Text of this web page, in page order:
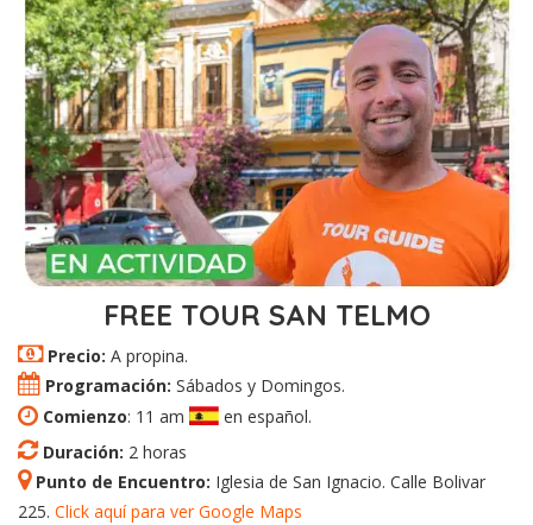
FREE TOUR SAN TELMO
Precio: A propina.
Programación: Sábados y Domingos.
Comienzo: 11 am
en español.
Duración: 2 horas
Punto de Encuentro: Iglesia de San Ignacio. Calle Bolivar
225. Click aquí para ver Google Maps